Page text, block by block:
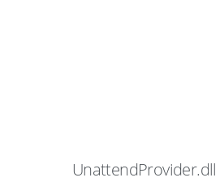
UnattendProvider.dll